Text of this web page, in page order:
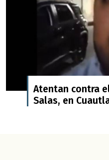
Atentan contra
Salas, en